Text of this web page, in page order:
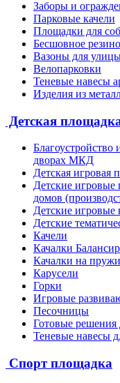
Заборы и
Парковые качели
Площадки для
Бесшовное
Вазоны для
Велопарковки
Теневые навесы
Изделия из
Детская
Благоустройство
дворах МКД
Детская игровая
Детские
домов
Детские игровые
Детские
Качели
Качалки
Качалки на
Карусели
Горки
Игровые
Песочницы
Готовые решения
Теневые навесы
Спорт площадка